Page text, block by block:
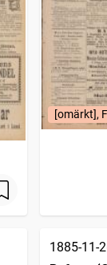
[omärkt],
1885-11-